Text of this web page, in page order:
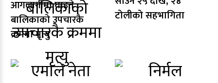
आगलागीमा घाइते
बालिकाको उपचारकै
क्रममा मृत्यु
टोलीको सहभागिता